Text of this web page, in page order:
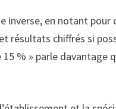
inverse, en notant pour
résultats chiffrés si
% » parle davantage